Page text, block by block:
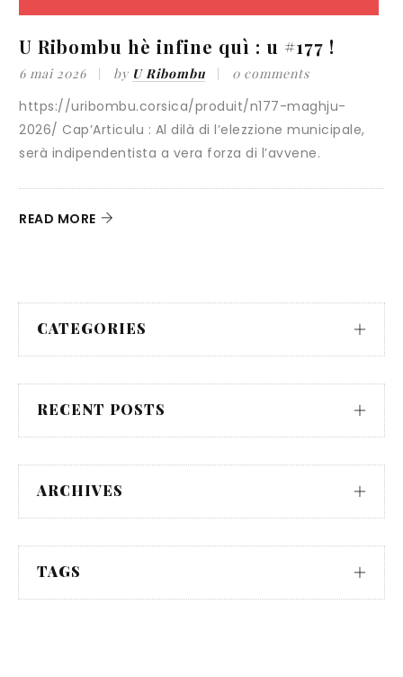
U Ribombu hè infine quì : u #177 !
6 mai 2026 by U Ribombu 0 comments
https://uribombu.corsica/produit/n177-maghju-
2026/ Cap’Articulu : Al dilà di l’elezzione municipale,
serà indipendentista a vera forza di l’avvene.
READ MORE
CATEGORIES
RECENT POSTS
ARCHIVES
TAGS